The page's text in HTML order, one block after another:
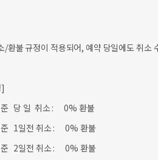
/환불 규정이 적용되어, 예약 당일에도 취소
준 당 일 취소 : 0% 환불
준 1일전 취소 : 0% 환불
준 2일전 취소 : 0% 환불